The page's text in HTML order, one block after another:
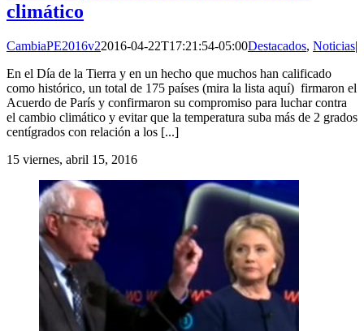
climático
CambiaPE2016v22016-04-22T17:21:54-05:00Destacados, Noticias|
En el Día de la Tierra y en un hecho que muchos han calificado
como histórico, un total de 175 países (mira la lista aquí) firmaron el
Acuerdo de París y confirmaron su compromiso para luchar contra
el cambio climático y evitar que la temperatura suba más de 2 grados
centígrados con relación a los [...]
15 viernes, abril 15, 2016